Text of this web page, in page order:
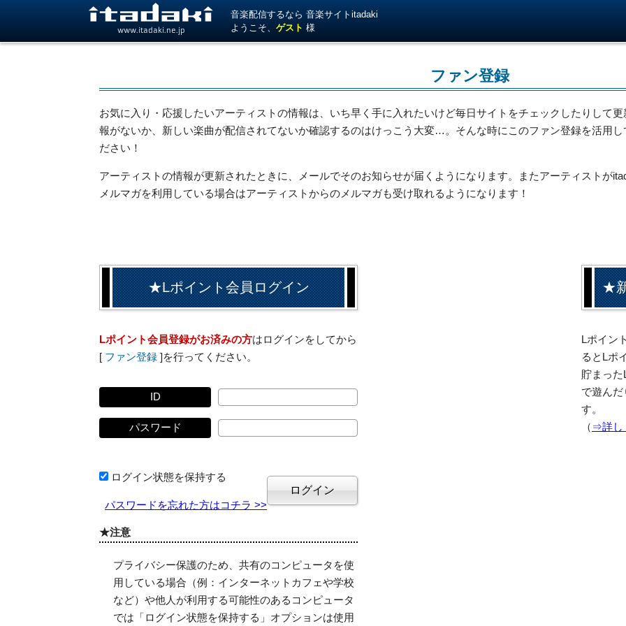
www.itadaki.ne.jp
音楽配信するなら 音楽サイトitadaki
ようこそ、ゲスト 様
ファン登録
お気に入り・応援したいアーティストの情報は、いち早く手に入れたいけど毎日サイトをチェックしたりして更
報がないか、新しい楽曲が配信されてないか確認するのはけっこう大変…。そんな時にこのファン登録を活用し
ださい！
アーティストの情報が更新されたときに、メールでそのお知らせが届くようになります。またアーティストが
メルマガを利用している場合はアーティストからのメルマガも受け取れるようになります！
★Lポイント会員ログイン
Lポイント会員登録がお済みの方はログインをしてから
[ ファン登録 ]を行ってください。
ID
パスワード
ログイン状態を保持する
パスワードを忘れた方はコチラ >>
★注意
プライバシー保護のため、共有のコンピュータを使
用している場合（例：インターネットカフェや学校
など）や他人が利用する可能性のあるコンピュータ
では「ログイン状態を保持する」オプションは使用
★
Lポイン
るとLポ
貯まっ
で遊ん
す。
（ ⇒詳し